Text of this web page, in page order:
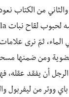
الماء، ثمّ نرى
ومن ضمنها
الرجل أن يفقد
ووتر من ليفربول